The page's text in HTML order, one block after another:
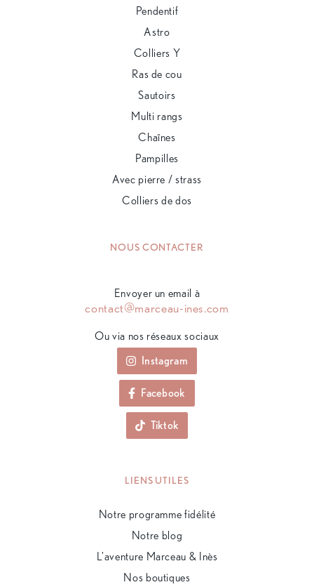
Pendentif
Astro
Colliers Y
Ras de cou
Sautoirs
Multi rangs
Chaînes
Pampilles
Avec pierre / strass
Colliers de dos
NOUS CONTACTER
Envoyer un email à
contact@marceau-ines.com
Ou via nos réseaux sociaux
Instagram
Facebook
Tiktok
LIENS UTILES
Notre programme fidélité
Notre blog
L’aventure Marceau & Inès
Nos boutiques